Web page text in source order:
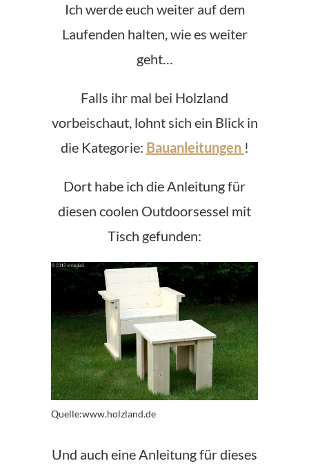
Ich werde euch weiter auf dem
Laufenden halten, wie es weiter
geht…
Falls ihr mal bei Holzland
vorbeischaut, lohnt sich ein Blick in
die Kategorie: Bauanleitungen !
Dort habe ich die Anleitung für
diesen coolen Outdoorsessel mit
Tisch gefunden:
Quelle:www.holzland.de
Und auch eine Anleitung für dieses